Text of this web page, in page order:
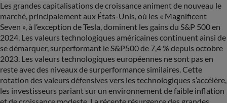
Les grandes capitalisations de croissance animent de nouveau le
marché, principalement aux États-Unis, où les « Magnificent
Seven », à l’exception de Tesla, dominent les gains du S&P 500 en
2024. Les valeurs technologiques américaines continuent ainsi de
se démarquer, surperformant le S&P500 de 7,4 % depuis octobre
2023. Les valeurs technologiques européennes ne sont pas en
reste avec des niveaux de surperformance similaires. Cette
rotation des valeurs défensives vers les technologiques s’accélère,
les investisseurs pariant sur un environnement de faible inflation